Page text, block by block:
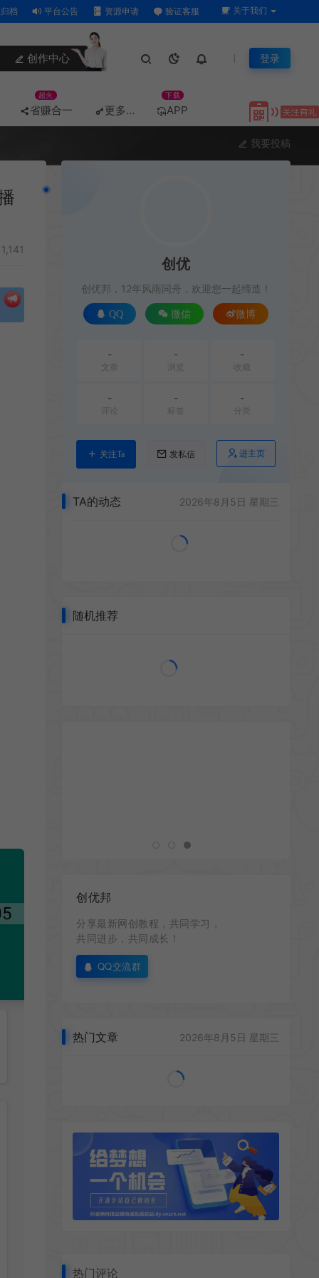
档 平台公告 资源申请 验证客服 关于我们
创作中心 登录
省赚合一
超火
更多… APP
下载
我要投稿
创优
创优邦，12年风雨同舟，欢迎您一起缔造！
QQ 微信 微博
-
文章
-
浏览
-
收藏
-
评论
-
标签
-
分类
关注Ta 发私信 进主页
TA的动态 2026年8月5日 星期三
随机推荐
创优邦
分享最新网创教程，共同学习，
共同进步，共同成长！
QQ交流群
热门文章 2026年8月5日 星期三
热门评论